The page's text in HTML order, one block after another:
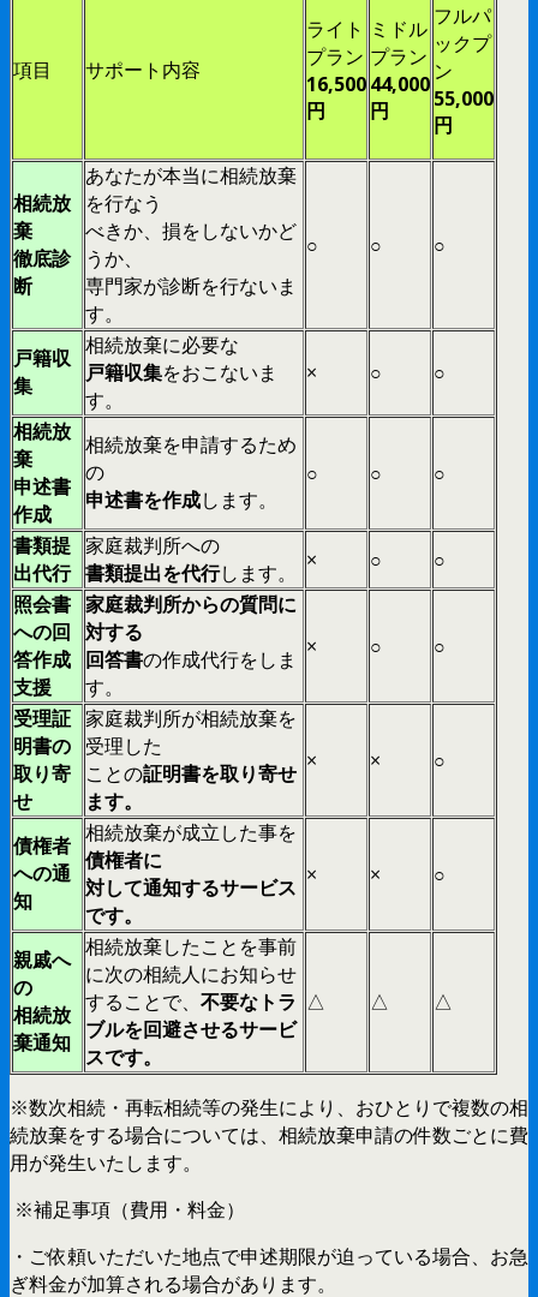
項目 サポート内容
ライト
プラン
16,500
円
ミドル
プラン
44,000
円
フルパ
ックプ
ン
55,000
円
相続放
棄
徹底診
断
あなたが本当に相続放棄
を行なう
べきか、損をしないかど
うか、
専門家が診断を行ないま
す。
○ ○ ○
戸籍収
集
相続放棄に必要な
戸籍収集をおこないま
す。
× ○ ○
相続放
棄
申述書
作成
相続放棄を申請するため
の
申述書を作成します。
○ ○ ○
書類提
出代行
家庭裁判所への
書類提出を代行します。 × ○
○
照会書
への回
答作成
支援
家庭裁判所からの質問に
対する
回答書の作成代行をしま
す。
× ○ ○
受理証
明書の
取り寄
せ
家庭裁判所が相続放棄を
受理した
ことの証明書を取り寄せ
ます。
× × ○
債権者
への通
知
相続放棄が成立した事を
債権者に
対して通知するサービス
です。
× × ○
親戚へ
の
相続放
棄通知
相続放棄したことを事前
に次の相続人にお知らせ
することで、 不要なトラ
ブルを回避させるサービ
スです。
△ △ △
※数次相続・再転相続等の発生により、おひとりで複数の相
続放棄をする場合については、相続放棄申請の件数ごとに費
用が発生いたします。
※補足事項（費用・料金）
・ご依頼いただいた地点で申述期限が迫っている場合、お急
ぎ料金が加算される場合があります。